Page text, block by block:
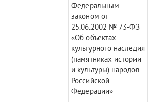
Федеральным
законом от
25.06.2002 № 73-ФЗ
«Об объектах
культурного наследия
(памятниках истории
и культуры) народов
Российской
Федерации»